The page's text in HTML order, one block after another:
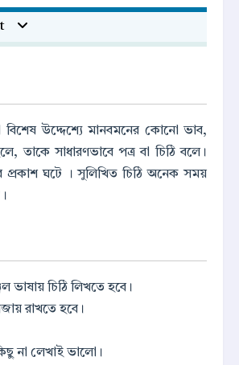
উদ্দেশ্যে মানবমনের কোনো ভাব,
তাকে সাধারণভাবে পত্র বা চিঠি বলে।
প্রকাশ ঘটে । সুলিখিত চিঠি অনেক সময়
ভাষায় চিঠি লিখতে হবে।
রাখতে হবে।
না লেখাই ভালো।